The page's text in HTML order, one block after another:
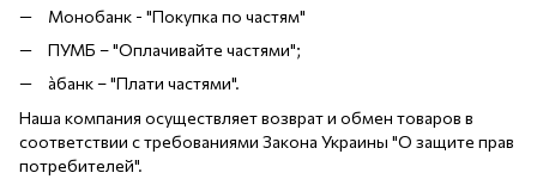
Монобанк - "Покупка по частям"
ПУМБ – "Оплачивайте частями";
àбанк – "Плати частями".
Наша компания осуществляет возврат и обмен товаров в
соответствии с требованиями Закона Украины "О защите прав
потребителей".